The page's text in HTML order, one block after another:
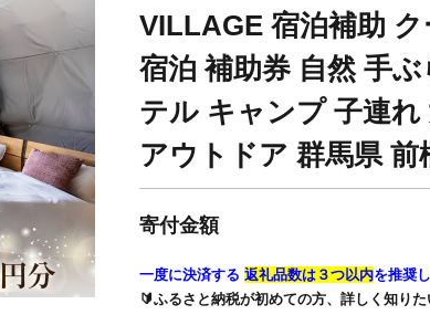
VILLAGE 宿泊補助
宿泊 補助券 自然 手
テル キャンプ 子連
アウトドア 群馬県 前
寄付金額
一度に決済する 返礼品数は３つ以内を推奨
🔰ふるさと納税が初めての方、詳しく知り